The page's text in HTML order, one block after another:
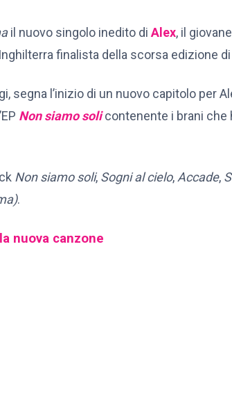
il nuovo singolo inedito di Alex, il
finalista della scorsa edizione di
segna l’inizio di un nuovo capitolo per
Non siamo soli contenente i brani che
Non siamo soli, Sogni al cielo,Accade,
.
nuova canzone